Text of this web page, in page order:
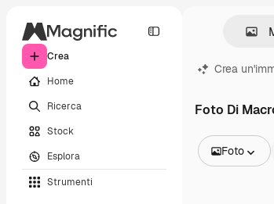
Crea
Home
Ricerca
Stock
Esplora
Strumenti
Crea
Foto Di
Foto